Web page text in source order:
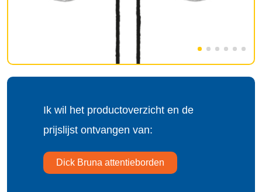
Ik wil het productoverzicht en de
prijslijst ontvangen van:
Dick Bruna attentieborden